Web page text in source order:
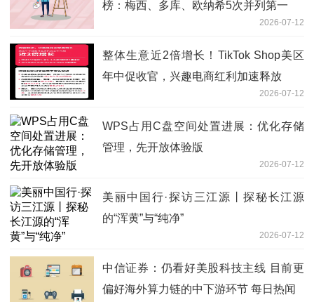
榜：梅西、多库、欧纳希5次并列第一
2026-07-12
整体生意近2倍增长！TikTok Shop美区
年中促收官，兴趣电商红利加速释放
2026-07-12
WPS占用C盘空间处置进展：优化存储
管理，先开放体验版
2026-07-12
美丽中国行·探访三江源丨探秘长江源
的“浑黄”与“纯净”
2026-07-12
中信证券：仍看好美股科技主线 目前更
偏好海外算力链的中下游环节 每日热闻